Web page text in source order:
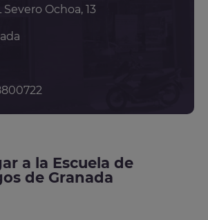
Severo Ochoa, 13
a la Escuela de
de Granada